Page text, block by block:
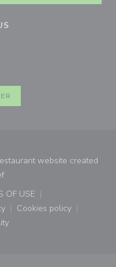
((opens in a new
website created
((opens in a new window))
window))
OF USE
((opens in a new window))
window))
Cookies policy
((opens in a new
in a new window))